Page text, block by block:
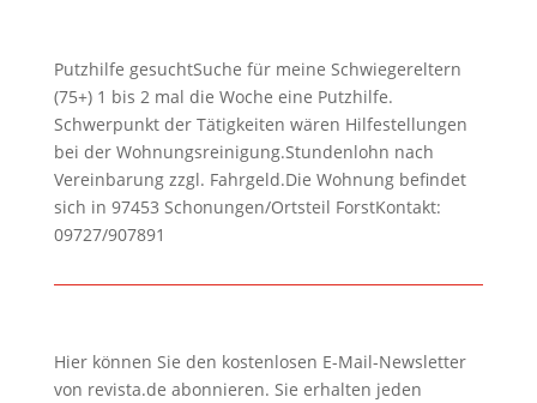
Putzhilfe gesuchtSuche für meine Schwiegereltern
(75+) 1 bis 2 mal die Woche eine Putzhilfe.
Schwerpunkt der Tätigkeiten wären Hilfestellungen
bei der Wohnungsreinigung.Stundenlohn nach
Vereinbarung zzgl. Fahrgeld.Die Wohnung befindet
sich in 97453 Schonungen/Ortsteil ForstKontakt:
09727/907891
Hier können Sie den kostenlosen E-Mail-Newsletter
von revista.de abonnieren. Sie erhalten jeden